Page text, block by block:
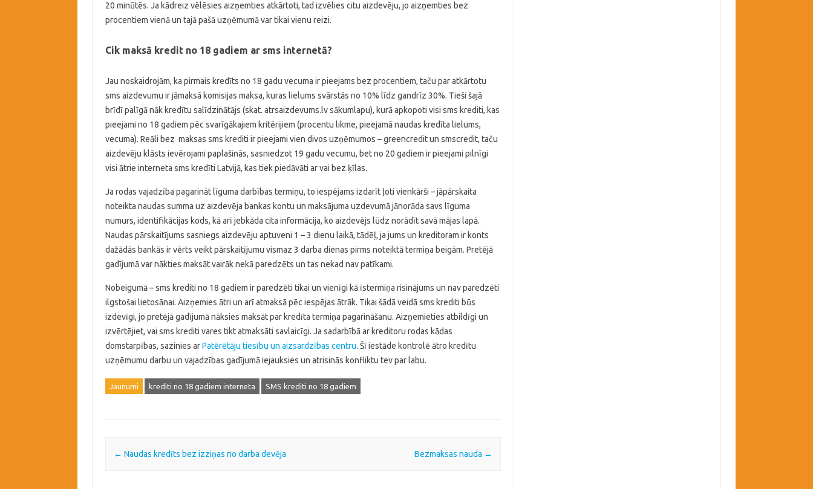
20 minūtēs. Ja kādreiz vēlēsies aizņemties atkārtoti, tad izvēlies citu aizdevēju, jo aizņemties bez
procentiem vienā un tajā pašā uzņēmumā var tikai vienu reizi.
Cik maksā kredit no 18 gadiem ar sms internetā?
Jau noskaidrojām, ka pirmais kredīts no 18 gadu vecuma ir pieejams bez procentiem, taču par atkārtotu
sms aizdevumu ir jāmaksā komisijas maksa, kuras lielums svārstās no 10% līdz gandrīz 30%. Tieši šajā
brīdī palīgā nāk kredītu salīdzinātājs (skat. atrsaizdevums.lv sākumlapu), kurā apkopoti visi sms krediti, kas
pieejami no 18 gadiem pēc svarīgākajiem kritērijiem (procentu likme, pieejamā naudas kredīta lielums,
vecuma). Reāli bez maksas sms krediti ir pieejami vien divos uzņēmumos – greencredit un smscredit, taču
aizdevēju klāsts ievērojami paplašinās, sasniedzot 19 gadu vecumu, bet no 20 gadiem ir pieejami pilnīgi
visi ātrie interneta sms kredīti Latvijā, kas tiek piedāvāti ar vai bez ķīlas.
Ja rodas vajadzība pagarināt līguma darbības termiņu, to iespējams izdarīt ļoti vienkārši – jāpārskaita
noteikta naudas summa uz aizdevēja bankas kontu un maksājuma uzdevumā jānorāda savs līguma
numurs, identifikācijas kods, kā arī jebkāda cita informācija, ko aizdevējs lūdz norādīt savā mājas lapā.
Naudas pārskaitījums sasniegs aizdevēju aptuveni 1 – 3 dienu laikā, tādēļ, ja jums un kreditoram ir konts
dažādās bankās ir vērts veikt pārskaitījumu vismaz 3 darba dienas pirms noteiktā termiņa beigām. Pretējā
gadījumā var nākties maksāt vairāk nekā paredzēts un tas nekad nav patīkami.
Nobeigumā – sms krediti no 18 gadiem ir paredzēti tikai un vienīgi kā īstermiņa risinājums un nav paredzēti
ilgstošai lietosānai. Aizņemies ātri un arī atmaksā pēc iespējas ātrāk. Tikai šādā veidā sms krediti būs
izdevīgi, jo pretējā gadījumā nāksies maksāt par kredīta termiņa pagarināšanu. Aizņemieties atbildīgi un
izvērtējiet, vai sms krediti vares tikt atmaksāti savlaicīgi. Ja sadarbībā ar kreditoru rodas kādas
domstarpības, sazinies arPatērētāju tiesību un aizsardzības centru. Šī iestāde kontrolē ātro kredītu
uzņēmumu darbu un vajadzības gadījumā iejauksies un atrisinās konfliktu tev par labu.
Jaunumi krediti no 18 gadiem interneta SMS krediti no 18 gadiem
Post navigation
← Naudas kredīts bez izziņas no darba devēja Bezmaksas nauda →